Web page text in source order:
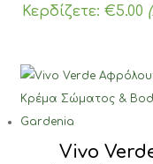
price
Κερδίζετε: €5.00
Vivo